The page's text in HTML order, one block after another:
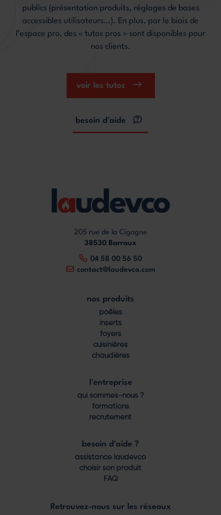
publics (présentation produits, réglages de bases
accessibles utilisateurs…). En plus, par le biais de
l’espace pro, des « tutos pros » sont disponibles pour
nos clients.
voir les tutos
besoin d'aide
205 rue de la Cigogne
38530 Barraux
04 58 00 56 50
contact@laudevco.com
nos produits
poêles
inserts
foyers
cuisinières
chaudières
l'entreprise
qui sommes-nous ?
formations
recrutement
besoin d'aide ?
assistance laudevco
choisir son produit
FAQ
Retrouvez-nous sur les réseaux